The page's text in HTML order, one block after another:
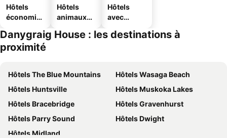
Hôtels
économiq
Hôtels
animaux
Hôtels
avec
Danygraig House : les destinations à
proximité
Hôtels The Blue Mountains
Hôtels Wasaga Beach
Hôtels Huntsville
Hôtels Muskoka Lakes
Hôtels Bracebridge
Hôtels Gravenhurst
Hôtels Parry Sound
Hôtels Dwight
Hôtels Midland